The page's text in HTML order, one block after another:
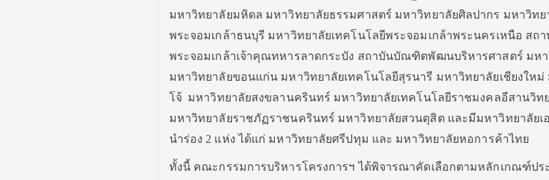
มหาวิทยาลัยมหิดล มหาวิทยาลัยธรรมศาสตร์ มหาวิทยาลัยศิลปากร มหาวิทย
พระจอมเกล้าธนบุรี มหาวิทยาลัยเทคโนโลยีพระจอมเกล้าพระนครเหนือ สถ
พระจอมเกล้าเจ้าคุณทหารลาดกระบัง สถาบันบัณฑิตพัฒนบริหารศาสตร์ มห
มหาวิทยาลัยขอนแก่น มหาวิทยาลัยเทคโนโลยีสุรนารี มหาวิทยาลัยเชียงให
โจ้ มหาวิทยาลัยสงขลานครินทร์ มหาวิทยาลัยเทคโนโลยีราชมงคลอีสานวิท
มหาวิทยาลัยราชภัฏราชนครินทร์ มหาวิทยาลัยสวนดุสิต และมีมหาวิทยาลัยเ
นำร่อง 2 แห่ง ได้แก่ มหาวิทยาลัยศรีปทุม และ มหาวิทยาลัยหอการค้าไทย
ทั้งนี้ คณะกรรมการบริหารโครงการฯ ได้พิจารณาคัดเลือกตามหลักเกณฑ์ปร